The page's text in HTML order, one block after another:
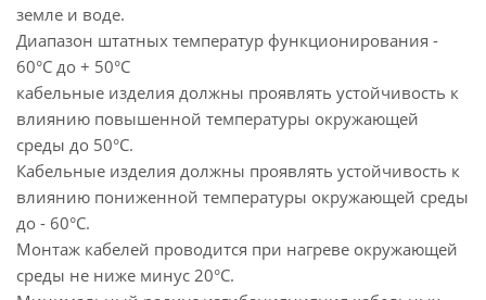
земле и воде.
Диапазон штатных температур функционирования -
60°С до + 50°С
кабельные изделия должны проявлять устойчивость к
влиянию повышенной температуры окружающей
среды до 50°С.
Кабельные изделия должны проявлять устойчивость к
влиянию пониженной температуры окружающей среды
до - 60°С.
Монтаж кабелей проводится при нагреве окружающей
среды не ниже минус 20°С.